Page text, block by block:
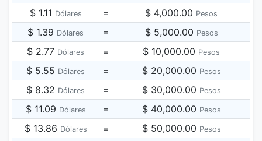
$ 1.11 Dólares = $ 4,000.00 Pesos
$ 1.39 Dólares = $ 5,000.00 Pesos
$ 2.77 Dólares = $ 10,000.00 Pesos
$ 5.55 Dólares = $ 20,000.00 Pesos
$ 8.32 Dólares = $ 30,000.00 Pesos
$ 11.09 Dólares = $ 40,000.00 Pesos
$ 13.86 Dólares = $ 50,000.00 Pesos